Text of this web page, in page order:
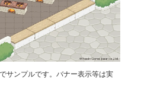
サンプルです。バナー表示等は実